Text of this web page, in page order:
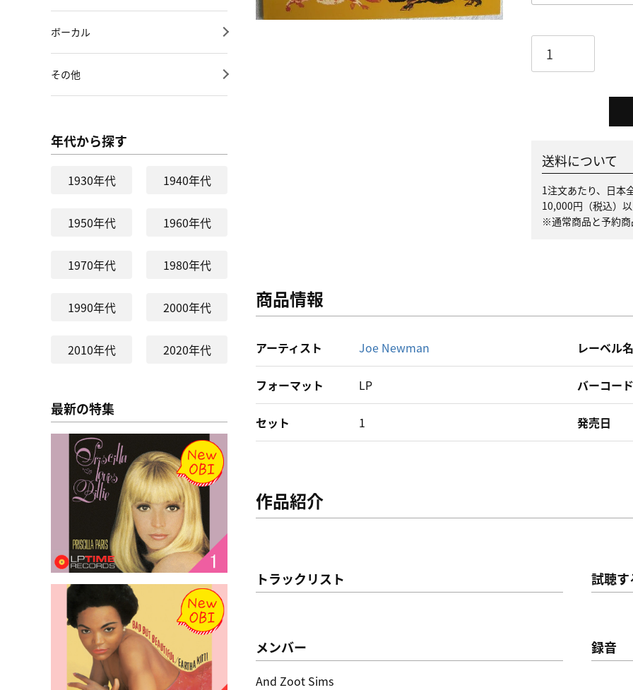
ボーカル
その他
年代から探す
1930年代 1940年代
1950年代 1960年代
1970年代 1980年代
1990年代 2000年代
2010年代 2020年代
最新の特集
送料について
1注文あたり、日本
10,000円（税込）
※通常商品と予約
商品情報
アーティスト Joe Newman レーベル名
フォーマット LP バーコード
セット 1 発売日
作品紹介
トラックリスト 試聴す
メンバー
And Zoot Sims
録音